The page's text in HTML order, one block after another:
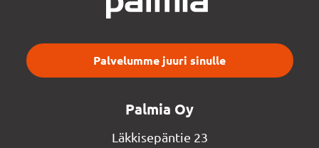
Palvelumme juuri sinulle
Palmia Oy
Läkkisepäntie 23